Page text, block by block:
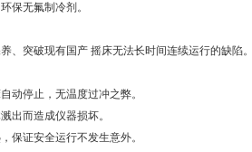
保无氟制冷剂。
、突破现有国产 摇床无法长时间连续运行的缺陷。
动停止，无温度过冲之弊。
出而造成仪器损坏。
保证安全运行不发生意外。